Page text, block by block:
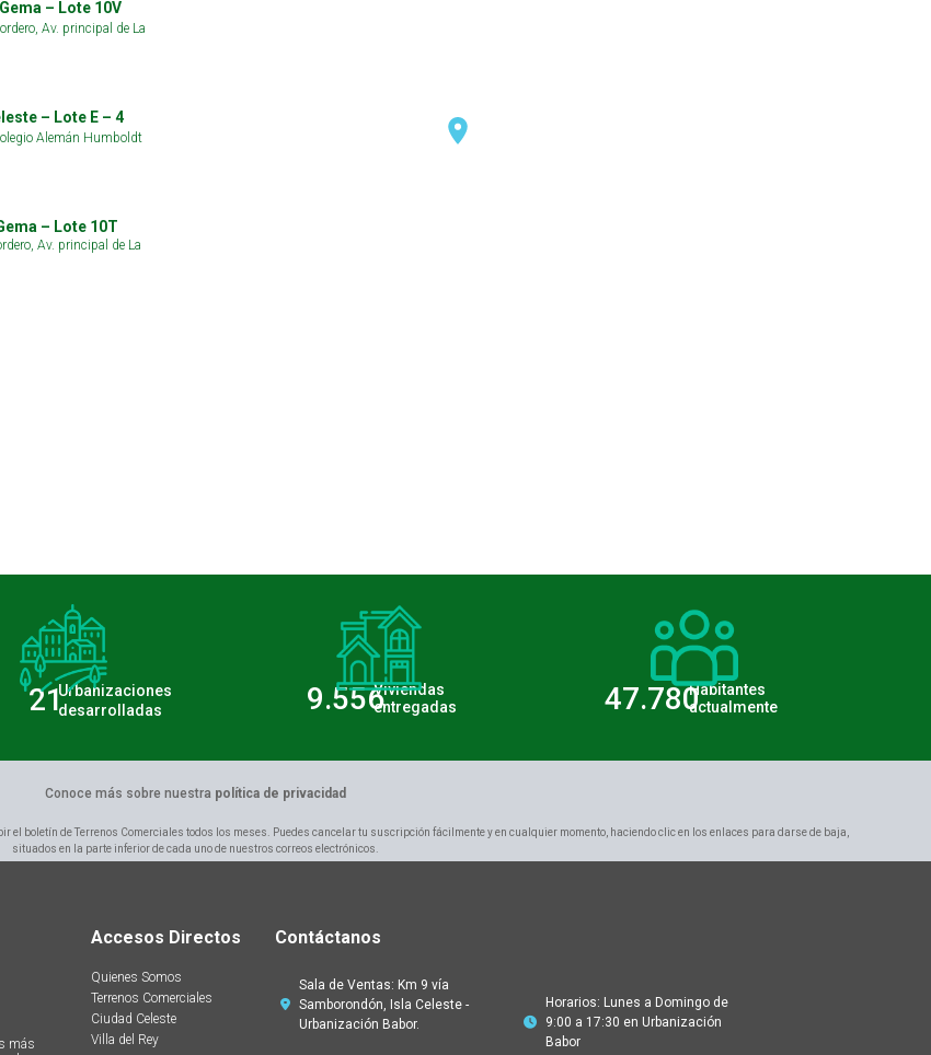
– Lote 10V
Av. principal de La
– Lote E – 4
Alemán Humboldt
– Lote 10T
Av. principal de La
21Urbanizaciones
desarrolladas
9.556Viviendas
entregadas
47.780Habitantes
actualmente
Conoce más sobre nuestra política de privacidad
boletín de Terrenos Comerciales todos los meses. Puedes cancelar tu suscripción fácilmente y en cualquier momento, haciendo clic en los enlaces para darse de baja,
situados en la parte inferior de cada uno de nuestros correos electrónicos.
más
Accesos Directos
Quienes Somos
Terrenos Comerciales
Ciudad Celeste
Villa del Rey
Contáctanos
Sala de Ventas: Km 9 vía
Samborondón, Isla Celeste -
Urbanización Babor.
Horarios: Lunes a Domingo de
9:00 a 17:30 en Urbanización
Babor